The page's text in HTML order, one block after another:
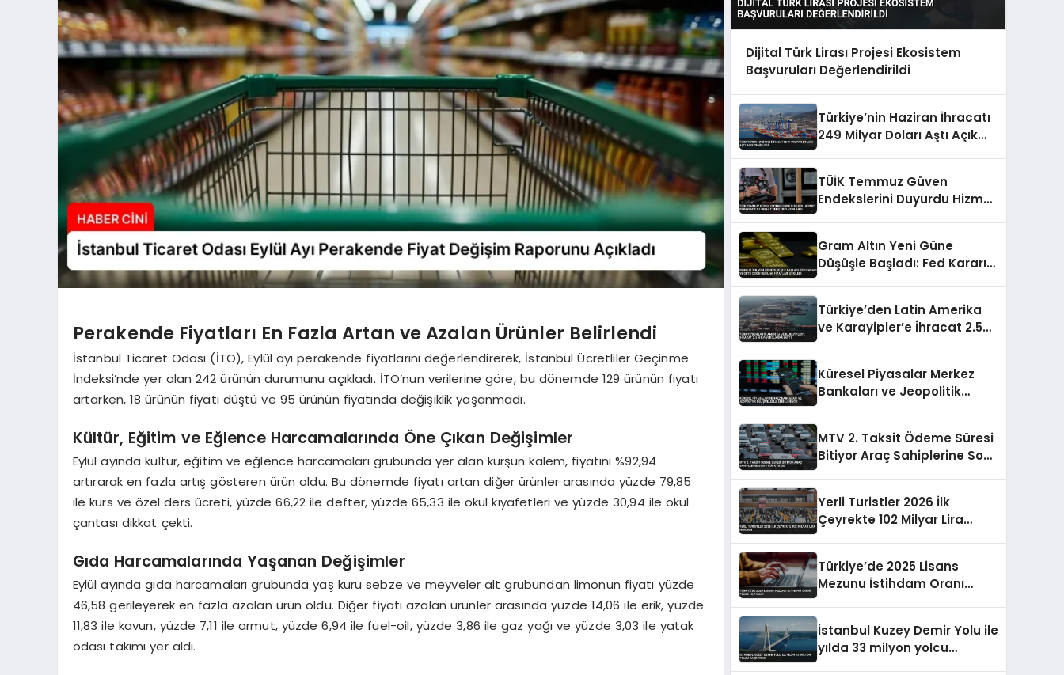
Perakende Fiyatları En Fazla Artan ve Azalan Ürünler Belirlendi
İstanbul Ticaret Odası (İTO), Eylül ayı perakende fiyatlarını değerlendirerek, İstanbul Ücretliler Geçinme
İndeksi’nde yer alan 242 ürünün durumunu açıkladı. İTO’nun verilerine göre, bu dönemde 129 ürünün fiyatı
artarken, 18 ürünün fiyatı düştü ve 95 ürünün fiyatında değişiklik yaşanmadı.
Kültür, Eğitim ve Eğlence Harcamalarında Öne Çıkan Değişimler
Eylül ayında kültür, eğitim ve eğlence harcamaları grubunda yer alan kurşun kalem, fiyatını %92,94
artırarak en fazla artış gösteren ürün oldu. Bu dönemde fiyatı artan diğer ürünler arasında yüzde 79,85
ile kurs ve özel ders ücreti, yüzde 66,22 ile defter, yüzde 65,33 ile okul kıyafetleri ve yüzde 30,94 ile okul
çantası dikkat çekti.
Gıda Harcamalarında Yaşanan Değişimler
Eylül ayında gıda harcamaları grubunda yaş kuru sebze ve meyveler alt grubundan limonun fiyatı yüzde
46,58 gerileyerek en fazla azalan ürün oldu. Diğer fiyatı azalan ürünler arasında yüzde 14,06 ile erik, yüzde
11,83 ile kavun, yüzde 7,11 ile armut, yüzde 6,94 ile fuel-oil, yüzde 3,86 ile gaz yağı ve yüzde 3,03 ile yatak
odası takımı yer aldı.
Dijital Türk Lirası Projesi Ekosistem
Başvuruları Değerlendirildi
Türkiye’nin Haziran İhracatı
249 Milyar Doları Aştı Açık
TÜİK Temmuz Güven
Endekslerini Duyurdu Hizmet
Gram Altın Yeni Güne
Düşüşle Başladı: Fed Kararı
Türkiye’den Latin Amerika
ve Karayipler’e İhracat 2.5
Küresel Piyasalar Merkez
Bankaları ve Jeopolitik
MTV 2. Taksit Ödeme Süresi
Bitiyor Araç Sahiplerine Son
Yerli Turistler 2026 İlk
Çeyrekte 102 Milyar Lira
Türkiye’de 2025 Lisans
Mezunu İstihdam Oranı
İstanbul Kuzey Demir Yolu ile
yılda 33 milyon yolcu